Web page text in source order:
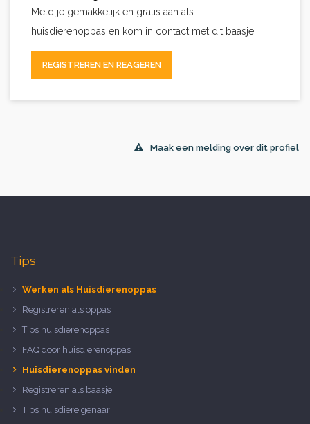
Meld je gemakkelijk en gratis aan als
huisdierenoppas en kom in contact met dit baasje.
REGISTREREN EN REAGEREN
Maak een melding over dit profiel
Tips
Werken als Huisdierenoppas
Registreren als oppas
Tips huisdierenoppas
FAQ door huisdierenoppas
Huisdierenoppas vinden
Registreren als baasje
Tips huisdiereigenaar